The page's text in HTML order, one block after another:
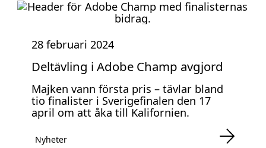
28 februari 2024
Deltävling i Adobe Champ avgjord
Majken vann första pris – tävlar bland
tio finalister i Sverigefinalen den 17
april om att åka till Kalifornien.
Nyheter